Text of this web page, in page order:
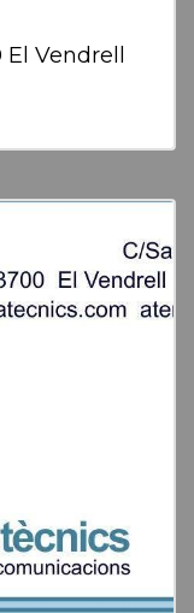
El Vendrell